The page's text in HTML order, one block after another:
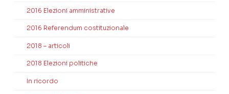
2016 Elezioni amministrative
2016 Referendum costituzionale
2018 – articoli
2018 Elezioni politiche
In ricordo